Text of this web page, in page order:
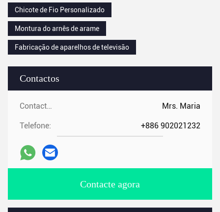
Contactos
Contactos: Mrs. Maria
Telefone: +886 902021232
Contacte agora
Chicote de Fio Personalizado
Montura do arnês de arame
Fabricação de aparelhos de televisão